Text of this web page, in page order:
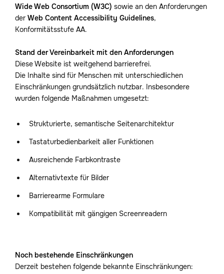
Wide Web Consortium (W3C) sowie an den Anforderungen
der Web Content Accessibility Guidelines,
Konformitätsstufe AA.
Stand der Vereinbarkeit mit den Anforderungen
Diese Website ist weitgehend barrierefrei.
Die Inhalte sind für Menschen mit unterschiedlichen
Einschränkungen grundsätzlich nutzbar. Insbesondere
wurden folgende Maßnahmen umgesetzt:
Strukturierte, semantische Seitenarchitektur
Tastaturbedienbarkeit aller Funktionen
Ausreichende Farbkontraste
Alternativtexte für Bilder
Barrierearme Formulare
Kompatibilität mit gängigen Screenreadern
Noch bestehende Einschränkungen
Derzeit bestehen folgende bekannte Einschränkungen: